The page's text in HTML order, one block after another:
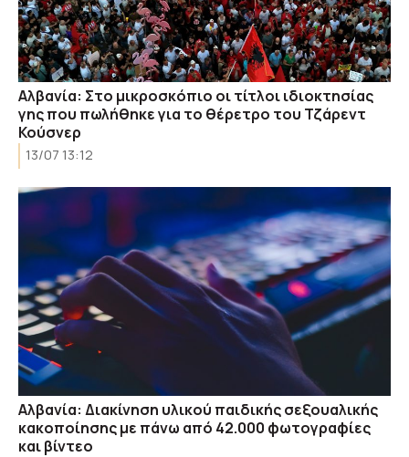
Αλβανία: Στο μικροσκόπιο οι τίτλοι ιδιοκτησίας
γης που πωλήθηκε για το θέρετρο του Τζάρεντ
Κούσνερ
13/07 13:12
Αλβανία: Διακίνηση υλικού παιδικής σεξουαλικής
κακοποίησης με πάνω από 42.000 φωτογραφίες
και βίντεο